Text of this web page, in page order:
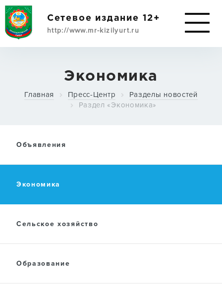
Сетевое издание 12+
http://www.mr-kizilyurt.ru
ИМУЩЕСТВЕННАЯ
ПОДДЕРЖКА
СУБЪЕКТАМ МСП
АДМИНИСТРАЦИЯ
ПРЕСС-ЦЕНТР
ДОКУМЕНТЫ
Экономика
Главная Пресс-Центр
Разделы новостей
Раздел «Экономика»
Объявления
Экономика
Сельское хозяйство
Образование